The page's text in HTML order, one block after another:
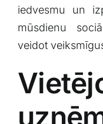
iedvesmu un
mūsdienu
veidot